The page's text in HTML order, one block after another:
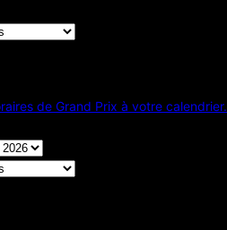
de Grand Prix à votre calendrier.